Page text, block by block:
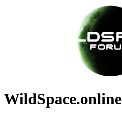
WildSpace.online